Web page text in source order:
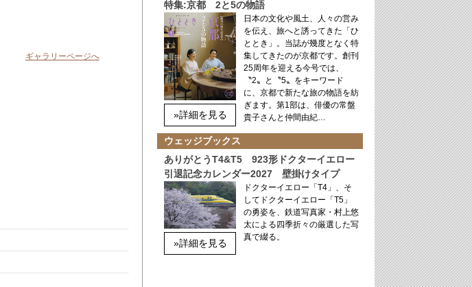
ギャラリーページへ
特集:京都 2と5の物語
»詳細を見る
日本の文化や風土、人々の営み
を伝え、旅へと誘ってきた「ひ
ととき」。当誌が幾度となく特
集してきたのが京都です。創刊
25周年を迎える今号では、
〝2〟と〝5〟をキーワード
に、京都で新たな旅の物語を紡
ぎます。第1部は、俳優の常盤
貴子さんと仲間由紀…
ウェッジブックス
ありがとうT4&T5 923形ドクターイエロー
引退記念カレンダー2027 壁掛けタイプ
»詳細を見る
ドクターイエロー「T4」、そ
してドクターイエロー「T5」
の勇姿を、鉄道写真家・村上悠
太による四季折々の厳選した写
真で綴る。